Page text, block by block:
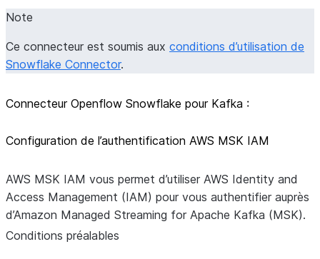
Note
Ce connecteur est soumis aux conditions d’utilisation de
Snowflake Connector.
Connecteur Openflow Snowflake pour Kafka :
Configuration de l’authentification AWS MSK IAM
AWS MSK IAM vous permet d’utiliser AWS Identity and
Access Management (IAM) pour vous authentifier auprès
d’Amazon Managed Streaming for Apache Kafka (MSK).
Conditions préalables